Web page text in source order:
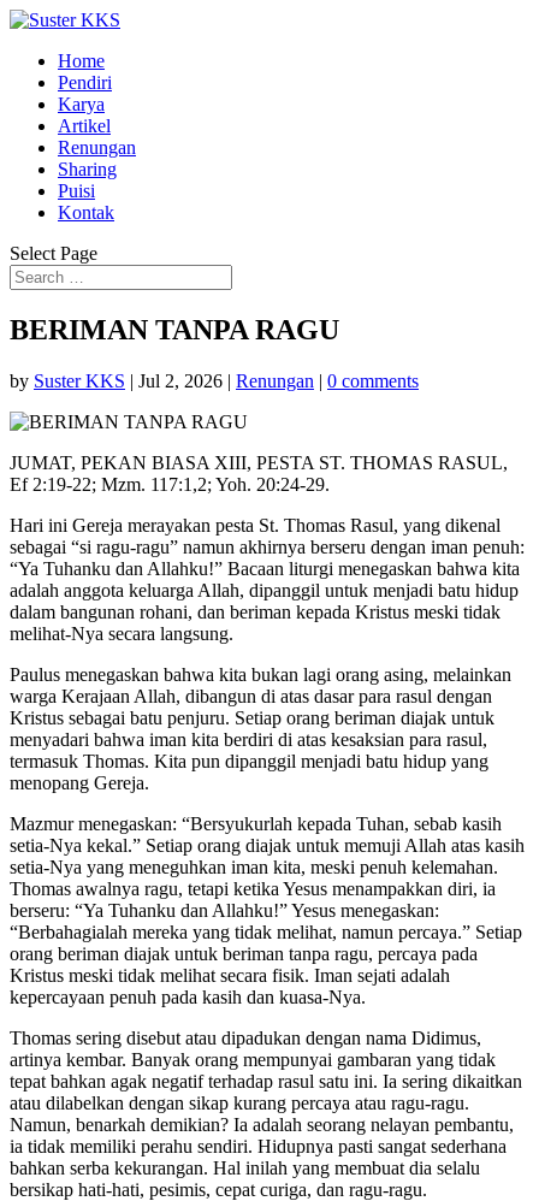
Home
Pendiri
Karya
Artikel
Renungan
Sharing
Puisi
Kontak
Select Page
BERIMAN TANPA RAGU
by Suster KKS | Jul 2, 2026 | Renungan | 0 comments
JUMAT, PEKAN BIASA XIII, PESTA ST. THOMAS RASUL,
Ef 2:19-22; Mzm. 117:1,2; Yoh. 20:24-29.
Hari ini Gereja merayakan pesta St. Thomas Rasul, yang dikenal
sebagai “si ragu-ragu” namun akhirnya berseru dengan iman penuh:
“Ya Tuhanku dan Allahku!” Bacaan liturgi menegaskan bahwa kita
adalah anggota keluarga Allah, dipanggil untuk menjadi batu hidup
dalam bangunan rohani, dan beriman kepada Kristus meski tidak
melihat-Nya secara langsung.
Paulus menegaskan bahwa kita bukan lagi orang asing, melainkan
warga Kerajaan Allah, dibangun di atas dasar para rasul dengan
Kristus sebagai batu penjuru. Setiap orang beriman diajak untuk
menyadari bahwa iman kita berdiri di atas kesaksian para rasul,
termasuk Thomas. Kita pun dipanggil menjadi batu hidup yang
menopang Gereja.
Mazmur menegaskan: “Bersyukurlah kepada Tuhan, sebab kasih
setia-Nya kekal.” Setiap orang diajak untuk memuji Allah atas kasih
setia-Nya yang meneguhkan iman kita, meski penuh kelemahan.
Thomas awalnya ragu, tetapi ketika Yesus menampakkan diri, ia
berseru: “Ya Tuhanku dan Allahku!” Yesus menegaskan:
“Berbahagialah mereka yang tidak melihat, namun percaya.” Setiap
orang beriman diajak untuk beriman tanpa ragu, percaya pada
Kristus meski tidak melihat secara fisik. Iman sejati adalah
kepercayaan penuh pada kasih dan kuasa-Nya.
Thomas sering disebut atau dipadukan dengan nama Didimus,
artinya kembar. Banyak orang mempunyai gambaran yang tidak
tepat bahkan agak negatif terhadap rasul satu ini. Ia sering dikaitkan
atau dilabelkan dengan sikap kurang percaya atau ragu-ragu.
Namun, benarkah demikian? Ia adalah seorang nelayan pembantu,
ia tidak memiliki perahu sendiri. Hidupnya pasti sangat sederhana
bahkan serba kekurangan. Hal inilah yang membuat dia selalu
bersikap hati-hati, pesimis, cepat curiga, dan ragu-ragu.